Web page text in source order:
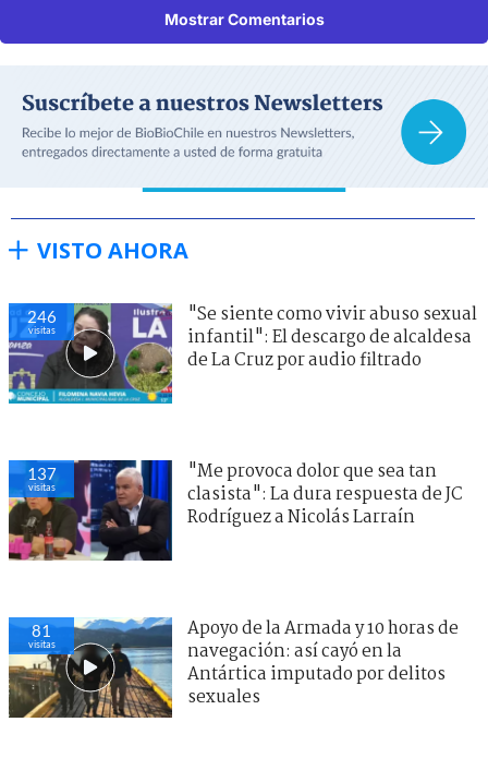
Mostrar Comentarios
VISTO AHORA
246
visitas
"Se siente como vivir abuso sexual
infantil": El descargo de alcaldesa
de La Cruz por audio filtrado
137
visitas
"Me provoca dolor que sea tan
clasista": La dura respuesta de JC
Rodríguez a Nicolás Larraín
81
visitas
Apoyo de la Armada y 10 horas de
navegación: así cayó en la
Antártica imputado por delitos
sexuales